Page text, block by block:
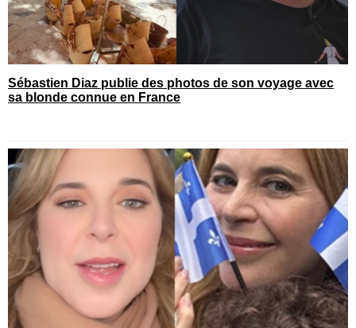
Sébastien Diaz publie des photos de son voyage avec
sa blonde connue en France